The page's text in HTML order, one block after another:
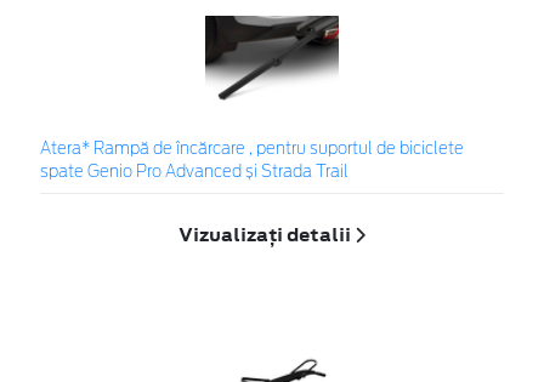
Atera* Rampă de încărcare , pentru suportul de biciclete
spate Genio Pro Advanced și Strada Trail
Vizualizați detalii